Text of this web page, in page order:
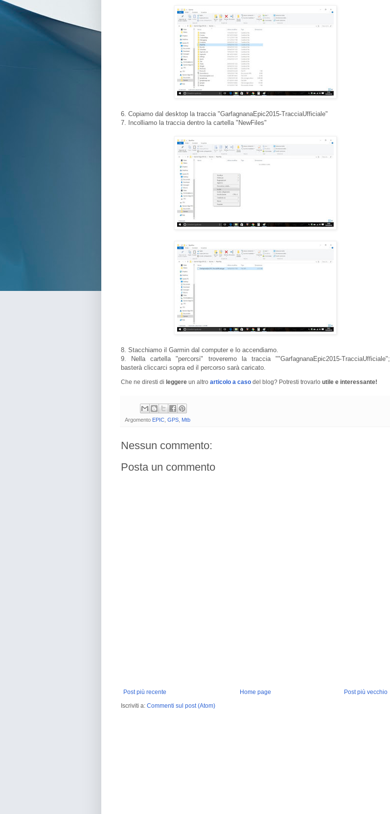
6. Copiamo dal desktop la traccia "GarfagnanaEpic2015-TracciaUfficiale"
7. Incolliamo la traccia dentro la cartella "NewFiles"
8. Stacchiamo il Garmin dal computer e lo accendiamo.
9. Nella cartella "percorsi" troveremo la traccia ""GarfagnanaEpic2015-TracciaUfficiale";
basterà cliccarci sopra ed il percorso sarà caricato.
Che ne diresti di leggere un altro articolo a caso del blog? Potresti trovarlo utile e interessante!
Argomento EPIC GPS Mtb
Nessun commento:
Posta un commento
Post più recente Post più vecchio
Home page
Iscriviti a: Commenti sul post (Atom)